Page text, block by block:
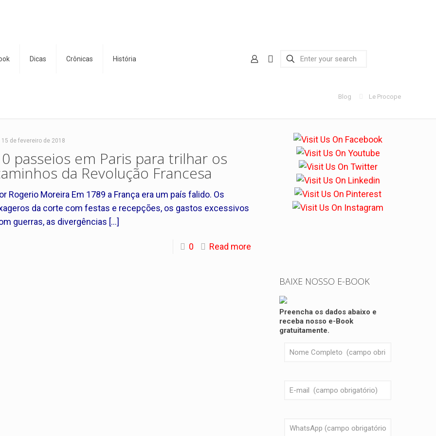
Dicas Crônicas História
Blog Le Procope
15 de fevereiro de 2018
passeios em Paris para trilhar os
da Revolução Francesa
Rogerio Moreira Em 1789 a França era um país falido. Os
da corte com festas e recepções, os gastos excessivos
guerras, as divergências […]
0 Read more
BAIXE NOSSO E-BOOK
Preencha os dados abaixo e
receba nosso e-Book
gratuitamente.